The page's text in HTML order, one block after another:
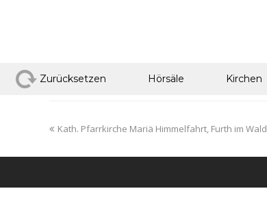
Zurücksetzen Hörsäle Kirchen
Kath. Pfarrkirche Mariä Himmelfahrt, Furth im Wald